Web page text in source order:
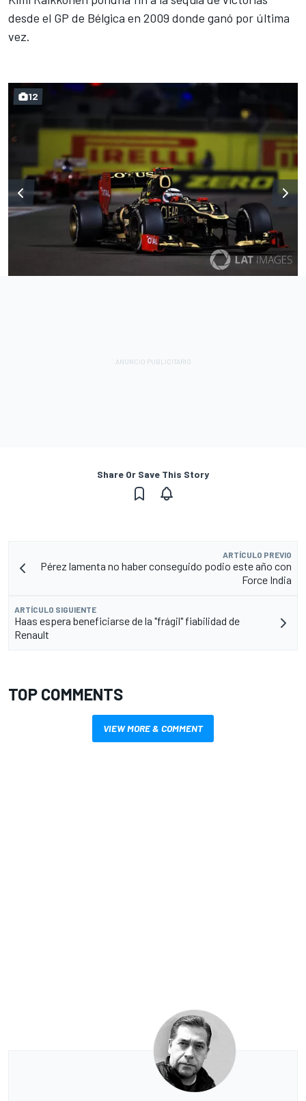
desde el GP de Bélgica en 2009 donde ganó por última
vez.
12
Share Or Save This Story
ARTÍCULO PREVIO
Pérez lamenta no haber conseguido podio este año con
Force India
ARTÍCULO SIGUIENTE
Haas espera beneficiarse de la "frágil" fiabilidad de
Renault
TOP COMMENTS
VIEW MORE & COMMENT